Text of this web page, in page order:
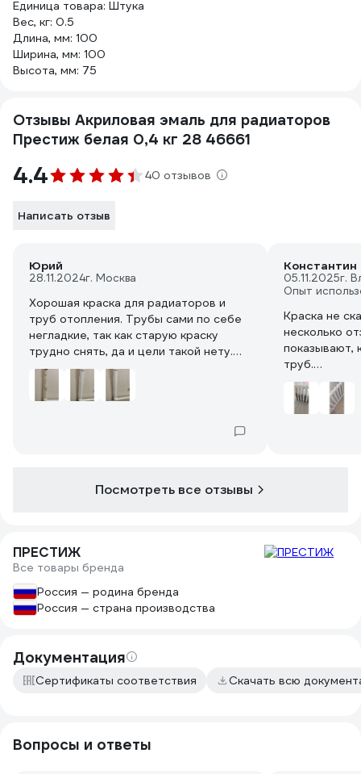
Единица товара: Штука
Вес, кг: 0.5
Длина, мм: 100
Ширина, мм: 100
Высота, мм: 75
Отзывы Акриловая эмаль для радиаторов
Престиж белая 0,4 кг 28 46661
4.4 40 отзывов
Написать отзыв
Юрий
28.11.2024г. Москва
Хорошая краска для радиаторов и
труб отопления. Трубы сами по себе
негладкие, так как старую краску
трудно снять, да и цели такой нету.
Положить краску ровным слоем - надо
приноровиться. Ровнее будет
толстый слой засчет поверхностного
Константин
05.11.2025г.
Опыт
Краска не
несколько
показывают, как она скатывается с
труб.
Наверное
сильно с
Мешать не
Посмотреть все отзывы
ПРЕСТИЖ
Все товары бренда
Россия — родина бренда
Россия — страна производства
Документация
Сертификаты соответствия Скачать всю
Вопросы и ответы